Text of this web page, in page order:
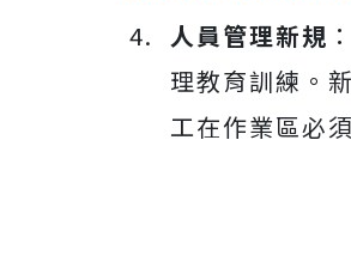
人員管理新規
理教育訓練。
工在作業區必